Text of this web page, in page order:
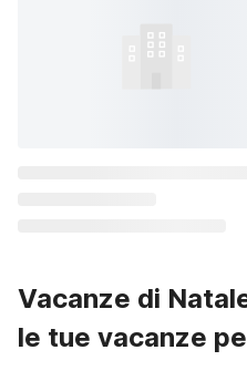
Vacanze di
le tue vacanze